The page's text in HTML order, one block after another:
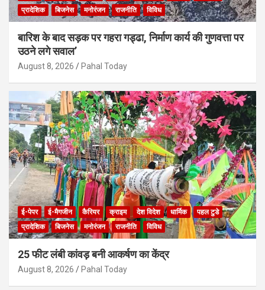
प्रादेशिक
बिजनेस मनोरंजन राजनीति विविध
बारिश के बाद सड़क पर गहरा गड्ढा, निर्माण कार्य की गुणवत्ता पर
उठने लगे सवाल’
August 8, 2026 Pahal Today
ई-पेपर ई-मैगजीन कैरियर क्राइम देश विदेश धार्मिक
पहल टुडे
प्रादेशिक
बिजनेस मनोरंजन राजनीति विविध
25 फीट लंबी कांवड़ बनी आकर्षण का केंद्र
August 8, 2026 Pahal Today